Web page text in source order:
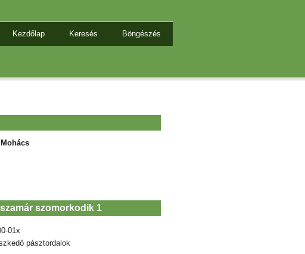
Kezdőlap Keresés Böngészés
szomorkodik 1
01x
pásztordalok